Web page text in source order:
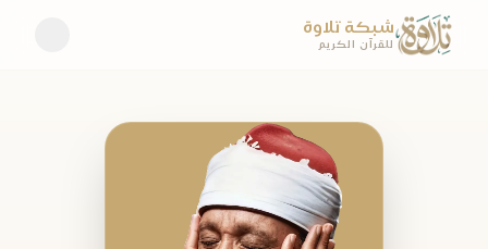
شبكة تلاوة
للقرآن الكريم